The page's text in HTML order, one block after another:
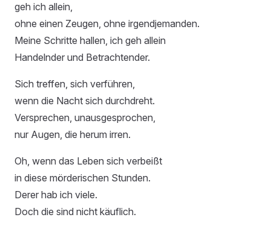
geh ich allein,
ohne einen Zeugen, ohne irgendjemanden.
Meine Schritte hallen, ich geh allein
Handelnder und Betrachtender.
Sich treffen, sich verführen,
wenn die Nacht sich durchdreht.
Versprechen, unausgesprochen,
nur Augen, die herum irren.
Oh, wenn das Leben sich verbeißt
in diese mörderischen Stunden.
Derer hab ich viele.
Doch die sind nicht käuflich.